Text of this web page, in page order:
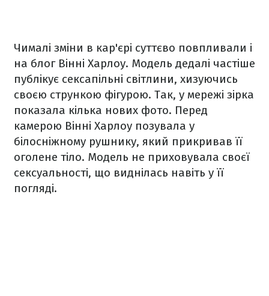
Чималі зміни в кар'єрі суттєво повпливали і
на блог Вінні Харлоу. Модель дедалі частіше
публікує сексапільні світлини, хизуючись
своєю стрункою фігурою. Так, у мережі зірка
показала кілька нових фото. Перед
камерою Вінні Харлоу позувала у
білосніжному рушнику, який прикривав її
оголене тіло. Модель не приховувала своєї
сексуальності, що виднілась навіть у її
погляді.